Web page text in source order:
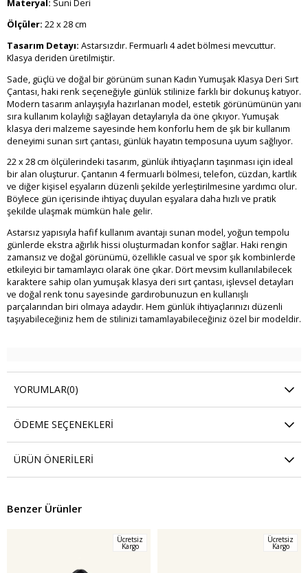
Materyal: Suni Deri
Ölçüler: 22 x 28 cm
Tasarım Detayı: Astarsızdır. Fermuarlı 4 adet bölmesi mevcuttur.
Klasya deriden üretilmiştir.
Sade, güçlü ve doğal bir görünüm sunan Kadın Yumuşak Klasya Deri Sırt
Çantası, haki renk seçeneğiyle günlük stilinize farklı bir dokunuş katıyor.
Modern tasarım anlayışıyla hazırlanan model, estetik görünümünün yanı
sıra kullanım kolaylığı sağlayan detaylarıyla da öne çıkıyor. Yumuşak
klasya deri malzeme sayesinde hem konforlu hem de şık bir kullanım
deneyimi sunan sırt çantası, günlük hayatın temposuna uyum sağlıyor.
22 x 28 cm ölçülerindeki tasarım, günlük ihtiyaçların taşınması için ideal
bir alan oluşturur. Çantanın 4 fermuarlı bölmesi, telefon, cüzdan, kartlık
ve diğer kişisel eşyaların düzenli şekilde yerleştirilmesine yardımcı olur.
Böylece gün içerisinde ihtiyaç duyulan eşyalara daha hızlı ve pratik
şekilde ulaşmak mümkün hale gelir.
Astarsız yapısıyla hafif kullanım avantajı sunan model, yoğun tempolu
günlerde ekstra ağırlık hissi oluşturmadan konfor sağlar. Haki rengin
zamansız ve doğal görünümü, özellikle casual ve spor şık kombinlerde
etkileyici bir tamamlayıcı olarak öne çıkar. Dört mevsim kullanılabilecek
karaktere sahip olan yumuşak klasya deri sırt çantası, işlevsel detayları
ve doğal renk tonu sayesinde gardırobunuzun en kullanışlı
parçalarından biri olmaya adaydır. Hem günlük ihtiyaçlarınızı düzenli
taşıyabileceğiniz hem de stilinizi tamamlayabileceğiniz özel bir modeldir.
YORUMLAR(0)
ÖDEME SEÇENEKLERI
ÜRÜN ÖNERILERI
Benzer Ürünler
Ücretsiz
Kargo
Ücretsiz
Kargo